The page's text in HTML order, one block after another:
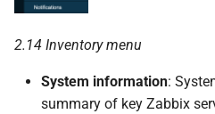
2.14 Inventory menu
System information:
summary of key Zabbix